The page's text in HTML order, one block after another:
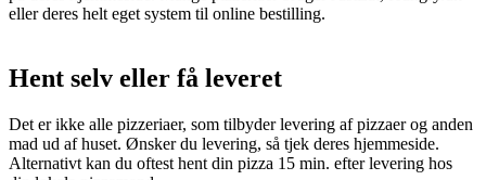
eller deres helt eget system til online bestilling.
Hent selv eller få leveret
Det er ikke alle pizzeriaer, som tilbyder levering af pizzaer og anden
mad ud af huset. Ønsker du levering, så tjek deres hjemmeside.
Alternativt kan du oftest hent din pizza 15 min. efter levering hos